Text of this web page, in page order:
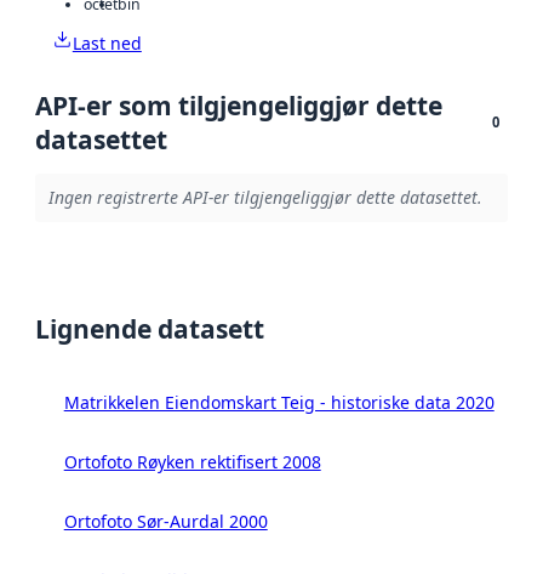
Last ned
API-er som tilgjengeliggjør dette
datasettet
0
Ingen registrerte API-er tilgjengeliggjør dette datasettet.
Lignende datasett
Matrikkelen Eiendomskart Teig - historiske data 2020
Ortofoto Røyken rektifisert 2008
Ortofoto Sør-Aurdal 2000